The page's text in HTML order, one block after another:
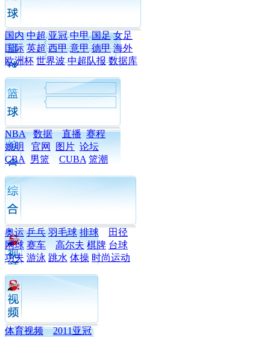
国内 中超 亚冠 中甲 国足 女足
国际 英超 西甲 意甲 德甲 海外
欧洲杯 世界波 中超队报 数据库
NBA 数据 直播 赛程
姚明
官网 图片 论坛
CBA
男篮 CUBA 篮潮
奥运 乒乓 羽毛球 排球
田径
网球 赛车 高尔夫 棋牌 台球
功夫 游泳 跳水 体操 时尚运动
体育视频
2011亚冠